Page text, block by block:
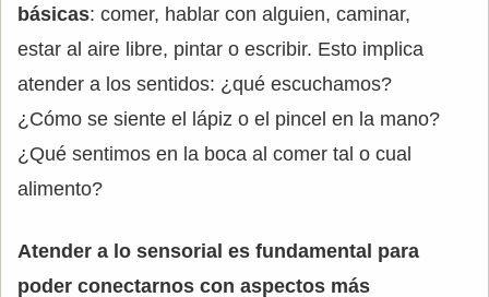
básicas: comer, hablar con alguien, caminar,
estar al aire libre, pintar o escribir. Esto implica
atender a los sentidos: ¿qué escuchamos?
¿Cómo se siente el lápiz o el pincel en la mano?
¿Qué sentimos en la boca al comer tal o cual
alimento?
Atender a lo sensorial es fundamental para
poder conectarnos con aspectos más